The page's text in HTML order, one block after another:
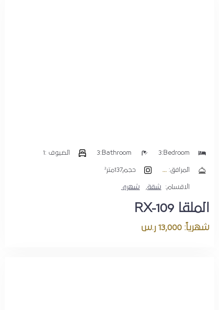
الملقا RX-109
شهرياً: 13,000 ر.س
Bedroom:
3
Bathroom:
3 الضيوف : 1
المرافق: حجم137متر²
الاقسام: شقة, شهري